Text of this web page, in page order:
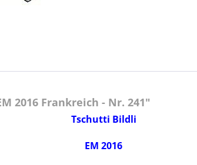
2016 Frankreich - Nr. 241"
Tschutti Bildli
EM 2016